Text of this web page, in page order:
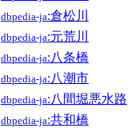
dbpedia-ja:倉松川
dbpedia-ja:元荒川
dbpedia-ja:八条橋
dbpedia-ja:八潮市
dbpedia-ja:八間堀悪水路
dbpedia-ja:共和橋